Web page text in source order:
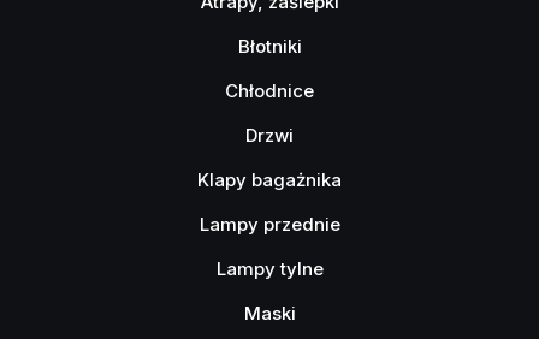
Błotniki
Chłodnice
Drzwi
Klapy bagażnika
Lampy przednie
Lampy tylne
Maski